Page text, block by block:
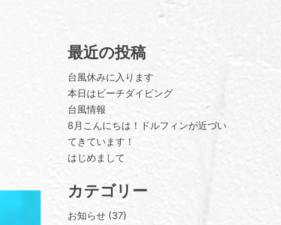
最近の投稿
台風休みに入ります
本日はビーチダイビング
台風情報
8月こんにちは！ドルフィンが近づい
てきています！
はじめまして
カテゴリー
お知らせ 37